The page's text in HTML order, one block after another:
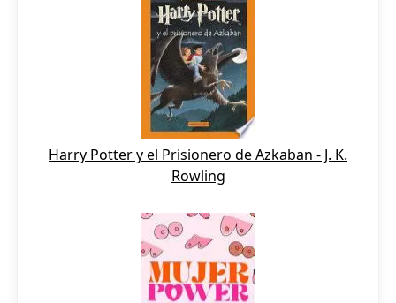
Harry Potter y el Prisionero de Azkaban - J. K.
Rowling